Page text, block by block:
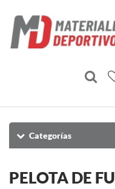
Categorías
PELOTA DE